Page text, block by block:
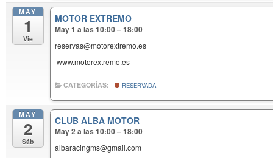
MAY
1
Vie
MOTOR EXTREMO
May 1 a las 10:00 – 18:00
reservas@motorextremo.es
www.motorextremo.es
CATEGORÍAS: RESERVADA
MAY
2
Sáb
CLUB ALBA MOTOR
May 2 a las 10:00 – 18:00
albaracingms@gmail.com